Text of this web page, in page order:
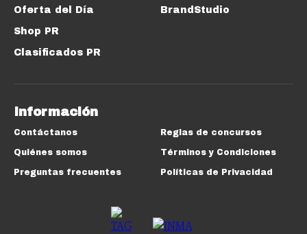
Oferta del Día
Shop PR
Clasificados PR
BrandStudio
Información
Contáctanos
Quiénes somos
Preguntas frecuentes
Reglas de concursos
Términos y Condiciones
Políticas de Privacidad